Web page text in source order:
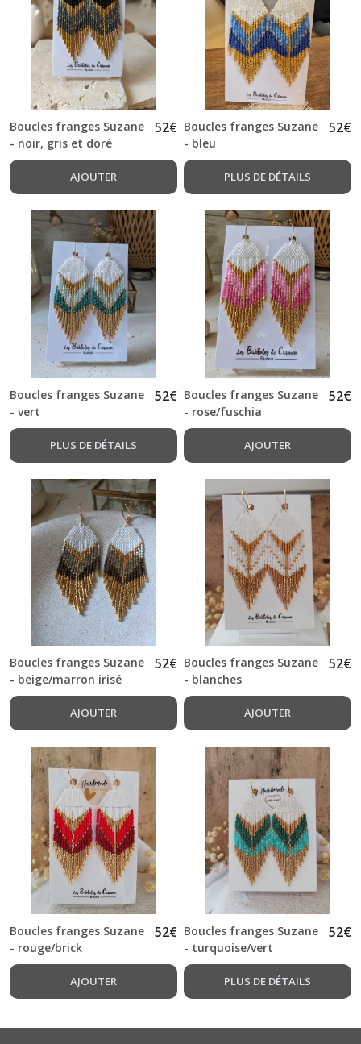
Boucles franges Suzane
- noir, gris et doré
52€
AJOUTER
Boucles franges Suzane
- bleu
52€
PLUS DE DÉTAILS
Boucles franges Suzane
- vert
52€
PLUS DE DÉTAILS
Boucles franges Suzane
- rose/fuschia
52€
AJOUTER
Boucles franges Suzane
- beige/marron irisé
52€
AJOUTER
Boucles franges Suzane
- blanches
52€
AJOUTER
Boucles franges Suzane
- rouge/brick
52€
AJOUTER
Boucles franges Suzane
- turquoise/vert
52€
PLUS DE DÉTAILS
Suzane
(8)
Mondrian
(4)
Les
Esméralda
Romantique
(2)
Les
Cheyennes
(6)
Pénélopes
les
résultats